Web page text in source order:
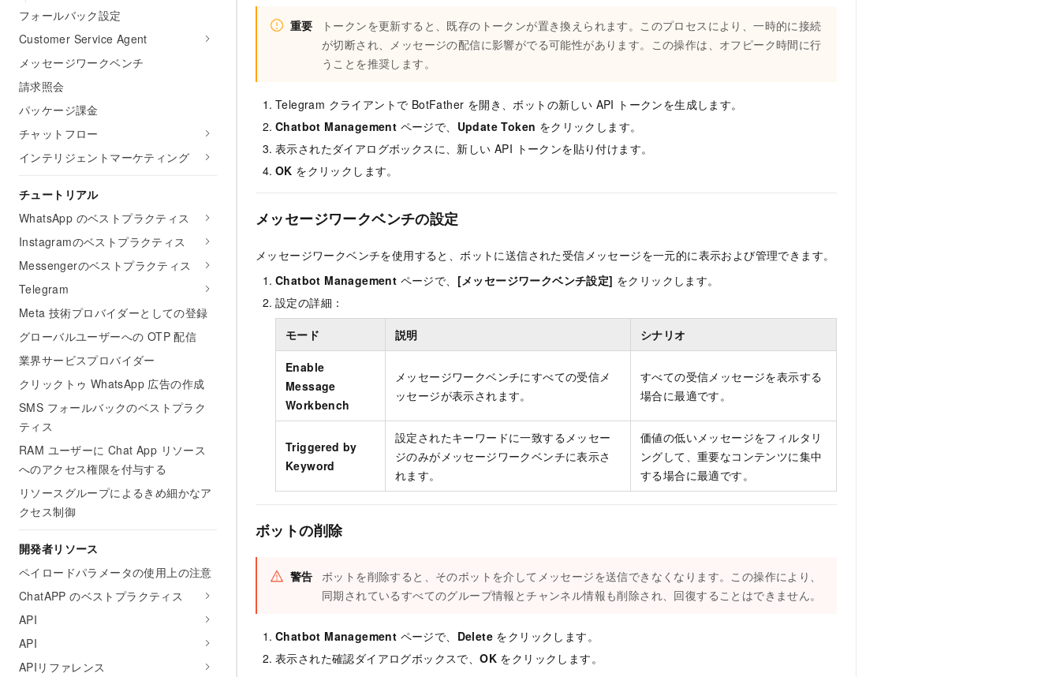
フォールバック設定
Customer Service Agent
メッセージワークベンチ
請求照会
パッケージ課金
チャットフロー
インテリジェントマーケティング
チュートリアル
WhatsApp のベストプラクティス
Instagramのベストプラクティス
Messengerのベストプラクティス
Telegram
Meta 技術プロバイダーとしての登録
グローバルユーザーへの OTP 配信
業界サービスプロバイダー
クリックトゥ WhatsApp 広告の作成
SMS フォールバックのベストプラク
ティス
RAM ユーザーに Chat App リソース
へのアクセス権限を付与する
リソースグループによるきめ細かなア
クセス制御
開発者リソース
ペイロードパラメータの使用上の注意
ChatAPP のベストプラクティス
API
API
APIリファレンス
重要
トークンを更新すると、既存のトークンが置き換えられます。このプロセスにより、一時的に接続
が切断され、メッセージの配信に影響がでる可能性があります。この操作は、オフピーク時間に行
うことを推奨します。
Telegram クライアントで BotFather を開き、ボットの新しい API トークンを生成します。
Chatbot Management ページで、 Update Token をクリックします。
表示されたダイアログボックスに、新しい API トークンを貼り付けます。
OK をクリックします。
メッセージワークベンチの設定
メッセージワークベンチを使用すると、ボットに送信された受信メッセージを一元的に表示および管理できます。
Chatbot Management ページで、 [メッセージワークベンチ設定] をクリックします。
設定の詳細：
モード 説明 シナリオ
Enable
Message
Workbench
メッセージワークベンチにすべての受信メ
ッセージが表示されます。
すべての受信メッセージを表示する
場合に最適です。
Triggered by
Keyword
設定されたキーワードに一致するメッセー
ジのみがメッセージワークベンチに表示さ
れます。
価値の低いメッセージをフィルタリ
ングして、重要なコンテンツに集中
する場合に最適です。
ボットの削除
警告
ボットを削除すると、そのボットを介してメッセージを送信できなくなります。この操作により、
同期されているすべてのグループ情報とチャンネル情報も削除され、回復することはできません。
Chatbot Management ページで、 Delete をクリックします。
表示された確認ダイアログボックスで、OK をクリックします。